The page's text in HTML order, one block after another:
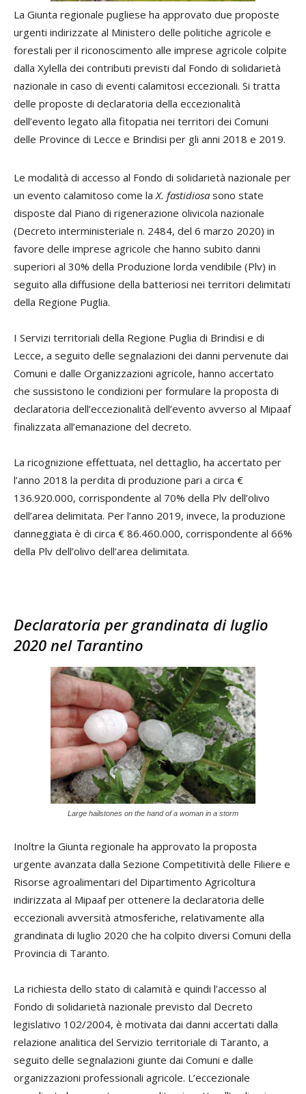
La Giunta regionale pugliese ha approvato due proposte
urgenti indirizzate al Ministero delle politiche agricole e
forestali per il riconoscimento alle imprese agricole colpite
dalla Xylella dei contributi previsti dal Fondo di solidarietà
nazionale in caso di eventi calamitosi eccezionali. Si tratta
delle proposte di declaratoria della eccezionalità
dell’evento legato alla fitopatia nei territori dei Comuni
delle Province di Lecce e Brindisi per gli anni 2018 e 2019.
Le modalità di accesso al Fondo di solidarietà nazionale per
un evento calamitoso come laX. fastidiosa sono state
disposte dal Piano di rigenerazione olivicola nazionale
(Decreto interministeriale n. 2484, del 6 marzo 2020) in
favore delle imprese agricole che hanno subito danni
superiori al 30% della Produzione lorda vendibile (Plv) in
seguito alla diffusione della batteriosi nei territori delimitati
della Regione Puglia.
I Servizi territoriali della Regione Puglia di Brindisi e di
Lecce, a seguito delle segnalazioni dei danni pervenute dai
Comuni e dalle Organizzazioni agricole, hanno accertato
che sussistono le condizioni per formulare la proposta di
declaratoria dell’eccezionalità dell’evento avverso al Mipaaf
finalizzata all’emanazione del decreto.
La ricognizione effettuata, nel dettaglio, ha accertato per
l’anno 2018 la perdita di produzione pari a circa €
136.920.000, corrispondente al 70% della Plv dell’olivo
dell’area delimitata. Per l’anno 2019, invece, la produzione
danneggiata è di circa € 86.460.000, corrispondente al 66%
della Plv dell’olivo dell’area delimitata.
Declaratoria per grandinata di luglio
2020 nel Tarantino
Large hailstones on the hand of a woman in a storm
Inoltre la Giunta regionale ha approvato la proposta
urgente avanzata dalla Sezione Competitività delle Filiere e
Risorse agroalimentari del Dipartimento Agricoltura
indirizzata al Mipaaf per ottenere la declaratoria delle
eccezionali avversità atmosferiche, relativamente alla
grandinata di luglio 2020 che ha colpito diversi Comuni della
Provincia di Taranto.
La richiesta dello stato di calamità e quindi l’accesso al
Fondo di solidarietà nazionale previsto dal Decreto
legislativo 102/2004, è motivata dai danni accertati dalla
relazione analitica del Servizio territoriale di Taranto, a
seguito delle segnalazioni giunte dai Comuni e dalle
organizzazioni professionali agricole. L’eccezionale